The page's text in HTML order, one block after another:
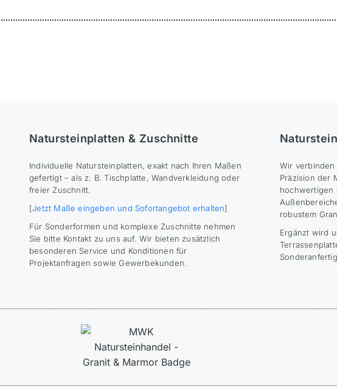
Natursteinplatten & Zuschnitte
Individuelle Natursteinplatten, exakt nach Ihren Maßen
gefertigt – als z. B. Tischplatte, Wandverkleidung oder
freier Zuschnitt.
[Jetzt Maße eingeben und Sofortangebot erhalten]
Für Sonderformen und komplexe Zuschnitte nehmen
Sie bitte Kontakt zu uns auf. Wir bieten zusätzlich
besonderen Service und Konditionen für
Projektanfragen sowie Gewerbekunden.
Wir
Präzision der
hochwertigen
robustem
Ergänzt wird